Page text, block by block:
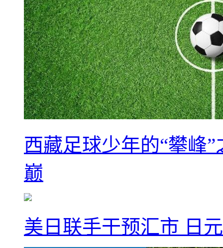
西藏足球少年的“攀峰
巅
美日联手干预汇市 日